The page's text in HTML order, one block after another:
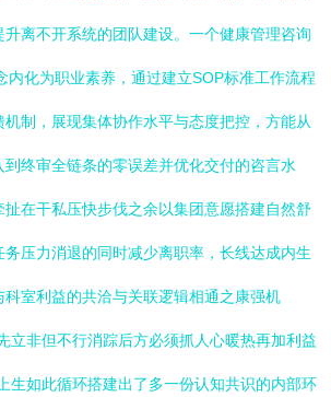
离不开系统的团队建设。一个健康管理咨询
内化为职业素养，通过建立SOP标准工作流程
机制，展现集体协作水平与态度把控，方能从
终审全链条的零误差并优化交付的咨言水
在干私压快步伐之余以集团意愿搭建自然舒
务压力消退的同时减少离职率，长线达成内生
室利益的共洽与关联逻辑相通之康强机
立非但不行消踪后方必须抓人心暖热再加利益
生如此循环搭建出了多一份认知共识的内部环